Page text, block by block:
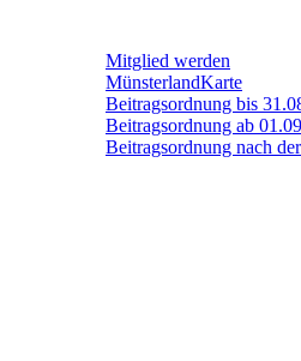
Mitglied werden
MünsterlandKarte
Beitragsordnung bis
Beitragsordnung ab
Beitragsordnung nach